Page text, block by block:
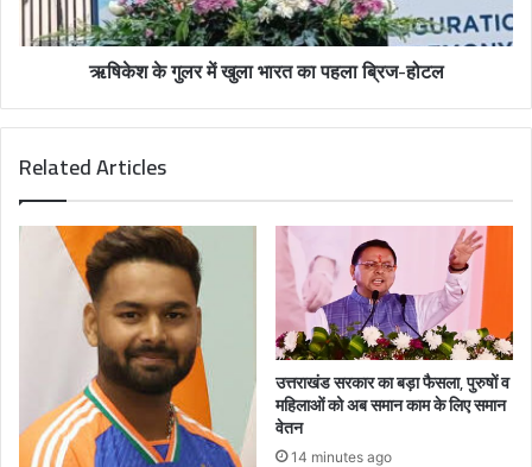
ऋषिकेश के गुलर में खुला भारत का पहला ब्रिज-होटल
Related Articles
उत्तराखंड सरकार का बड़ा फैसला, पुरुषों व
महिलाओं को अब समान काम के लिए समान
वेतन
14 minutes ago